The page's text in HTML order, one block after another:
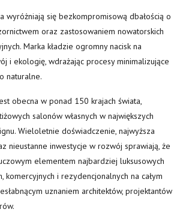
wyróżniają się bezkompromisową dbałością o
oraz zastosowaniem nowatorskich
Marka kładzie ogromny nacisk na
i ekologię, wdrażając procesy minimalizujące
naturalne.
obecna w ponad 150 krajach świata,
salonów własnych w największych
Wieloletnie doświadczenie, najwyższa
nieustanne inwestycje w rozwój sprawiają, że
elementem najbardziej luksusowych
komercyjnych i rezydencjonalnych na całym
uznaniem architektów, projektantów